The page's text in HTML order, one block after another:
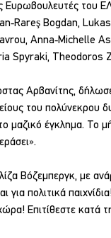
Ευρωβουλευτές του
Bogdan,
Anna‑Michelle
Spyraki, Theodoros
Αρβανίτης,
του
μαζικό έγκλημα. Το
Βόζεμπεργκ, με
πολιτικά
Επιτίθεστε κατά